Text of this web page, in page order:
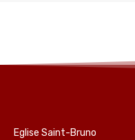
Eglise Saint-Bruno